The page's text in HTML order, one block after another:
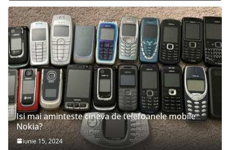
Isi mai aminteste cineva de telefoanele mobile
Nokia?
iunie 15, 2024